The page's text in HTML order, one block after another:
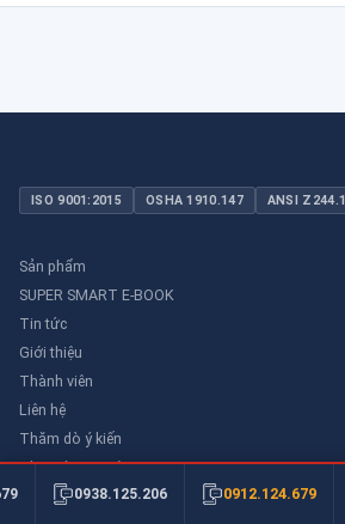
ISO 9001:2015 OSHA 1910.147 ANSI Z244.1
Sản phẩm
SUPER SMART E-BOOK
Tin tức
Giới thiệu
Thành viên
Liên hệ
Thăm dò ý kiến
Thư viên an toàn
0938.125.206 0912.124.679